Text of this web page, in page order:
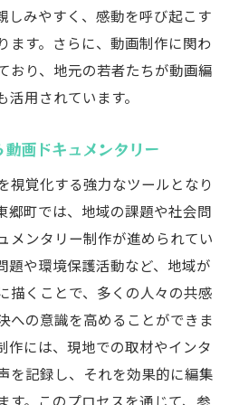
しみやすく、感動を呼び起こす
ます。さらに、動画制作に関わ
おり、地元の若者たちが動画編
用されています。
画ドキュメンタリー
視覚化する強力なツールとなり
郷町では、地域の課題や社会問
メンタリー制作が進められてい
題や環境保護活動など、地域が
描くことで、多くの人々の共感
への意識を高めることができま
作には、現地での取材やインタ
を記録し、それを効果的に編集
す。このプロセスを通じて、参